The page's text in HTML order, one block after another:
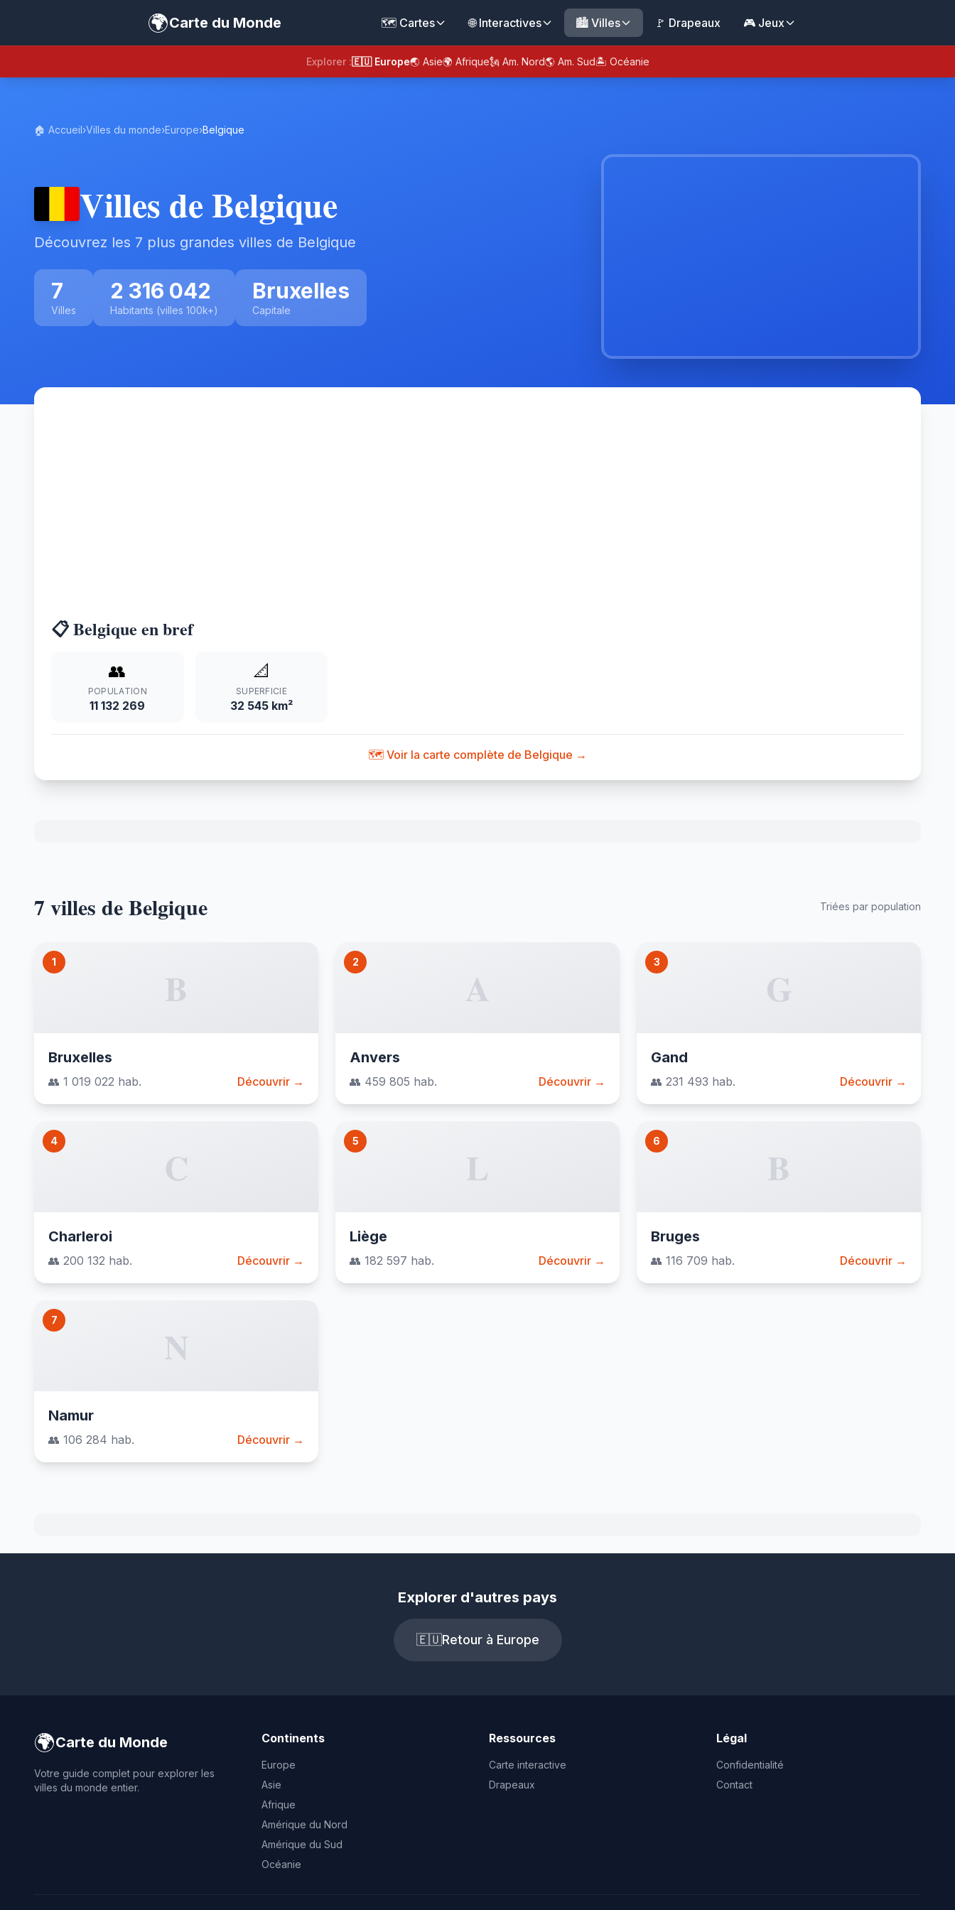
🌍Carte du Monde 🗺️ Cartes 🌐 Interactives 🏙️ Villes 🚩 Drapeaux 🎮 Jeux
Explorer :🇪🇺 Europe🌏 Asie🌍 Afrique🗽 Am. Nord🌎 Am. Sud🏝️ Océanie
🏠 Accueil›Villes du monde›Europe›Belgique
Villes de Belgique
Découvrez les 7 plus grandes villes de Belgique
7
Villes
2 316 042
Habitants (villes 100k+)
Bruxelles
Capitale
📋 Belgique en bref
👥
POPULATION
11 132 269
📐
SUPERFICIE
32 545 km²
🗺️ Voir la carte complète de Belgique →
7 villes de Belgique Triées par population
1
B
Bruxelles
👥 1 019 022 hab. Découvrir →
2
A
Anvers
👥 459 805 hab. Découvrir →
3
G
Gand
👥 231 493 hab. Découvrir →
4
C
Charleroi
👥 200 132 hab. Découvrir →
5
L
Liège
👥 182 597 hab. Découvrir →
6
B
Bruges
👥 116 709 hab. Découvrir →
7
N
Namur
👥 106 284 hab. Découvrir →
Explorer d'autres pays
🇪🇺Retour à Europe
🌍Carte du Monde
Votre guide complet pour explorer les
villes du monde entier.
Continents
Europe
Asie
Afrique
Amérique du Nord
Amérique du Sud
Océanie
Ressources
Carte interactive
Drapeaux
Légal
Confidentialité
Contact